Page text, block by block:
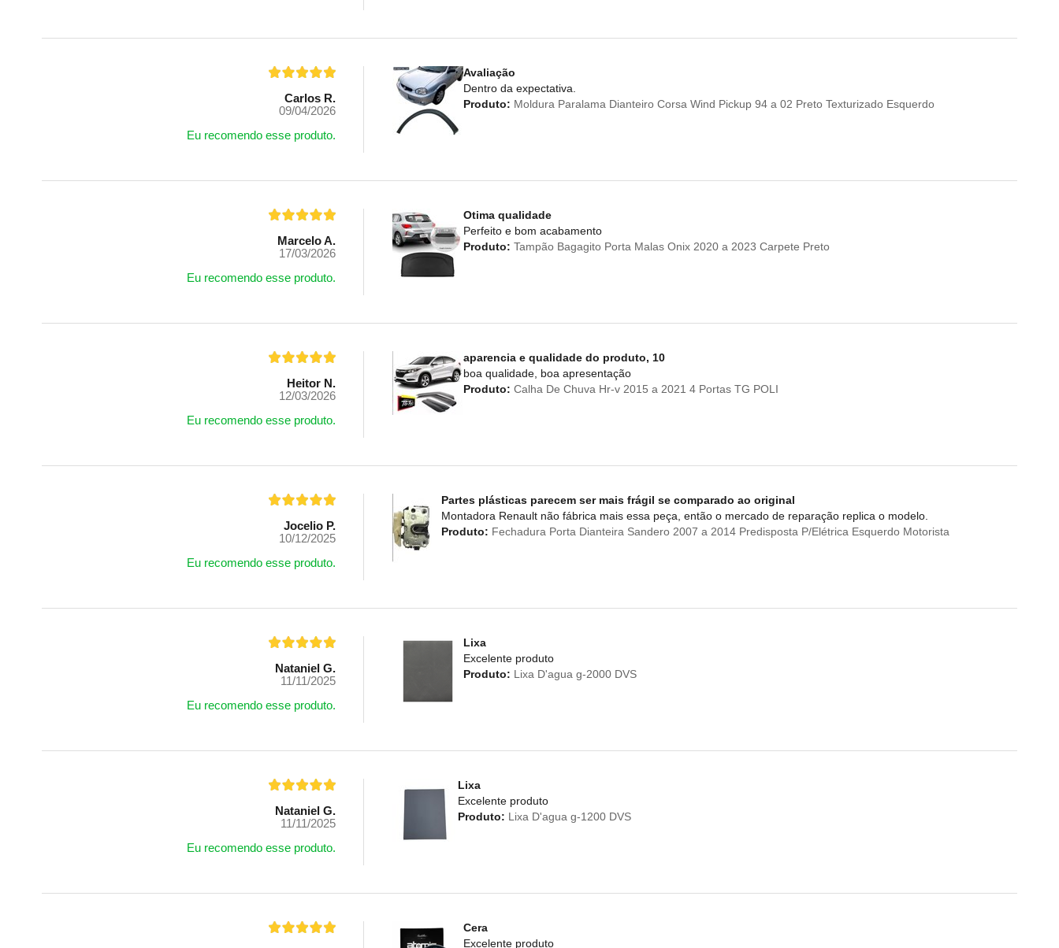
Carlos R.
09/04/2026
Eu recomendo esse produto.
Avaliação
Dentro da expectativa.
Produto: Moldura Paralama Dianteiro Corsa Wind Pickup 94 a 02 Preto Texturizado Esquerdo
Marcelo A.
17/03/2026
Eu recomendo esse produto.
Otima qualidade
Perfeito e bom acabamento
Produto: Tampão Bagagito Porta Malas Onix 2020 a 2023 Carpete Preto
Heitor N.
12/03/2026
Eu recomendo esse produto.
aparencia e qualidade do produto, 10
boa qualidade, boa apresentação
Produto: Calha De Chuva Hr-v 2015 a 2021 4 Portas TG POLI
Jocelio P.
10/12/2025
Eu recomendo esse produto.
Partes plásticas parecem ser mais frágil se comparado ao original
Montadora Renault não fábrica mais essa peça, então o mercado de reparação replica o modelo.
Produto: Fechadura Porta Dianteira Sandero 2007 a 2014 Predisposta P/Elétrica Esquerdo Motorista
Nataniel G.
11/11/2025
Eu recomendo esse produto.
Lixa
Excelente produto
Produto: Lixa D'agua g-2000 DVS
Nataniel G.
11/11/2025
Eu recomendo esse produto.
Lixa
Excelente produto
Produto: Lixa D'agua g-1200 DVS
Cera
Excelente produto